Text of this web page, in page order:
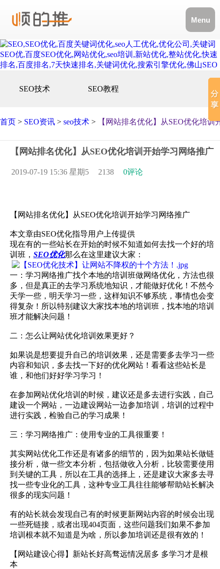
Menu
SEO技术 SEO教程
首页 > SEO资讯 > seo技术 > 【网站排名优化】从SEO优化培训
【网站排名优化】从SEO优化培训开始学习网络推广
2019-07-19 15:36 星期5 2138 0评论
【网站排名优化】从SEO优化培训开始学习网络推广
本文章由SEO优化指导用户上传提供
现在有的一些站长在开始的时候不知道如何去找一个好的培
训班， SEO优化那么在这里建议大家：
一：学习网络推广找个本地的培训班做网络优化，方法也很
多，但是真正的去学习系统地知识，才能做好优化！不然今
天学一些，明天学习一些，这样知识不够系统，事情也会变
得复杂！所以特别建议大家找本地的培训班，找本地的培训
班才能解决问题！
二：怎么让网站优化培训效果更好？
如果说是想要提升自己的培训效果，还是需要多去学习一些
内容和知识，多去找一下好的优化网站！看看这些站长是
谁，和他们好好学习学习！
在参加网站优化培训的时候，建议还是多去进行实践，自己
建设一个网站，一边建设网站一边参加培训，培训的过程中
进行实践，检验自己的学习成果！
三：学习网络推广：使用专业的工具很重要！
其实网站优化工作还是有诸多的细节的，因为如果站长做链
接分析，做一些文本分析，包括做收入分析，比较需要使用
到关键的工具，所以在工具的选择上，还是建议大家多去寻
找一些专业化的工具，这种专业工具往往能够帮助站长解决
很多的现实问题！
有的站长就会发现自己有的时候更新网站内容的时候会出现
一些死链接，或者出现404页面，这些问题我们如果不参加
培训根本就不知道是为啥，所以参加培训还是很有效的！
【网站建设心得】新站长好高骛远情况居多 多学习才是根
本